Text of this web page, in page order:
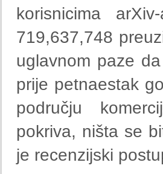
korisnicima
719,637,748
uglavnom paze
prije petnaestak
području
pokriva, ništa se
je recenzijski